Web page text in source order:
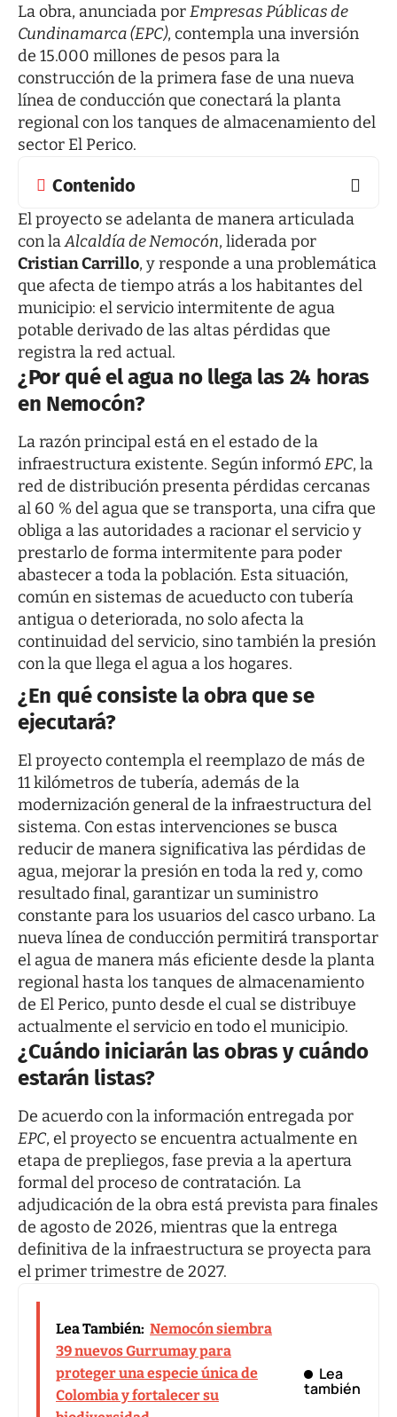
La obra, anunciada porEmpresas Públicas de
Cundinamarca (EPC), contempla una inversión
de 15.000 millones de pesos para la
construcción de la primera fase de una nueva
línea de conducción que conectará la planta
regional con los tanques de almacenamiento del
sector El Perico.
Contenido
El proyecto se adelanta de manera articulada
con laAlcaldía de Nemocón, liderada por
Cristian Carrillo, y responde a una problemática
que afecta de tiempo atrás a los habitantes del
municipio: el servicio intermitente de agua
potable derivado de las altas pérdidas que
registra la red actual.
¿Por qué el agua no llega las 24 horas
en Nemocón?
La razón principal está en el estado de la
infraestructura existente. Según informóEPC, la
red de distribución presenta pérdidas cercanas
al 60 % del agua que se transporta, una cifra que
obliga a las autoridades a racionar el servicio y
prestarlo de forma intermitente para poder
abastecer a toda la población. Esta situación,
común en sistemas de acueducto con tubería
antigua o deteriorada, no solo afecta la
continuidad del servicio, sino también la presión
con la que llega el agua a los hogares.
¿En qué consiste la obra que se
ejecutará?
El proyecto contempla el reemplazo de más de
11 kilómetros de tubería, además de la
modernización general de la infraestructura del
sistema. Con estas intervenciones se busca
reducir de manera significativa las pérdidas de
agua, mejorar la presión en toda la red y, como
resultado final, garantizar un suministro
constante para los usuarios del casco urbano. La
nueva línea de conducción permitirá transportar
el agua de manera más eficiente desde la planta
regional hasta los tanques de almacenamiento
de El Perico, punto desde el cual se distribuye
actualmente el servicio en todo el municipio.
¿Cuándo iniciarán las obras y cuándo
estarán listas?
De acuerdo con la información entregada por
EPC, el proyecto se encuentra actualmente en
etapa de prepliegos, fase previa a la apertura
formal del proceso de contratación. La
adjudicación de la obra está prevista para finales
de agosto de 2026, mientras que la entrega
definitiva de la infraestructura se proyecta para
el primer trimestre de 2027.
Lea También: Nemocón siembra
39 nuevos Gurrumay para
proteger una especie única de
Colombia y fortalecer su
Lea
también